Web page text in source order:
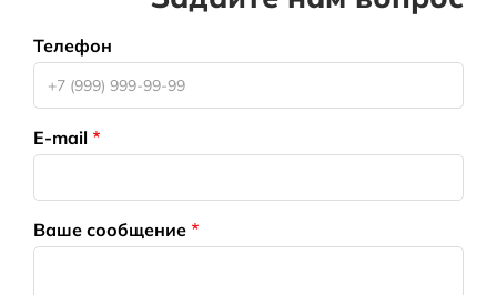
Телефон
E-mail
Ваше сообщение